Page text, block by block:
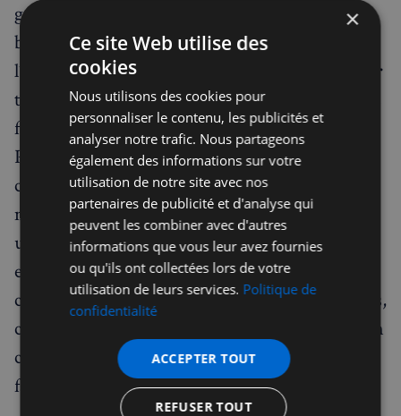
grotesques de New Brighton, (une station
balnéaire délabrée près de Liverpool), reflètent
l’esprit de la Grande-Bretagne de l’ère
Thatcher
tout en rappelant la tradition des cartes postales
franchement kitsch de l’époque. Avec le temps,
Parr s’est orienté vers des thèmes plus larges : le
consumérisme, le tourisme de masse et la
mondialisation, Dans “Common Sense
utilise des couleurs vives et des gros plans
exagérés pour explorer les excès du capitalisme
contemporain. Des motifs récurrents — visages,
chapeaux, pieds, nourriture, chiens — créent un
catalogue instantané et grinçant de nos travers
familiers.
×
Ce site Web utilise des
cookies
Nous utilisons des cookies pour
personnaliser le contenu, les publicités et
analyser notre trafic. Nous partageons
également des informations sur votre
utilisation de notre site avec nos
partenaires de publicité et d'analyse qui
peuvent les combiner avec d'autres
informations que vous leur avez fournies
ou qu'ils ont collectées lors de votre
utilisation de leurs services. Politique de
confidentialité
ACCEPTER TOUT
REFUSER TOUT